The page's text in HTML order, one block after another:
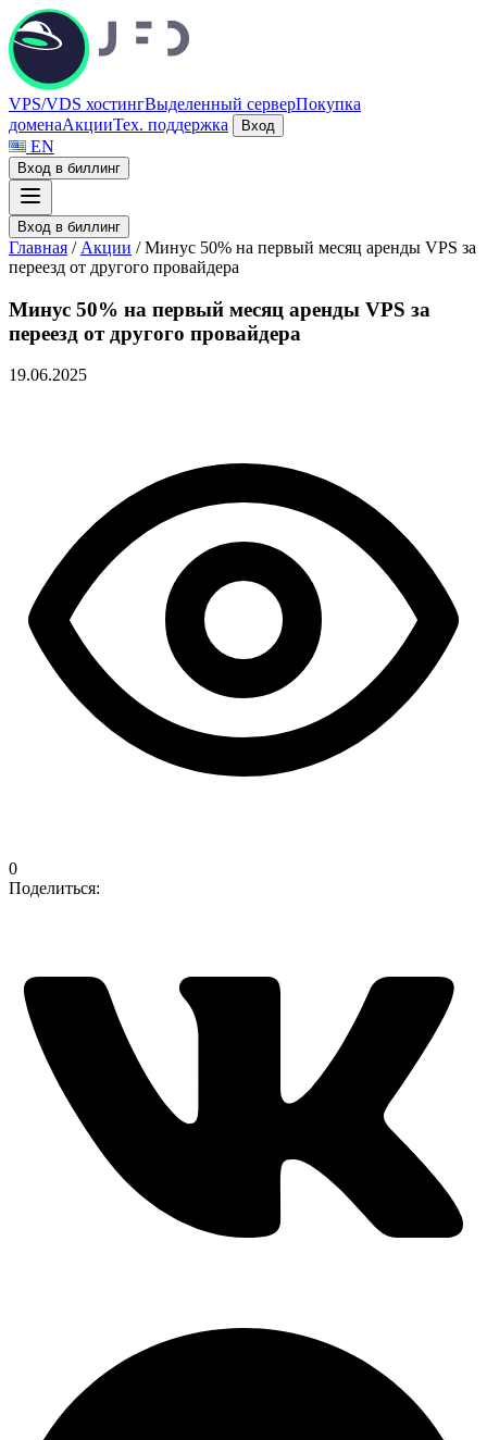
VPS/VDS хостингВыделенный серверПокупка
доменаАкцииТех. поддержка Вход
EN
Вход в биллинг
Вход в биллинг
Главная / Акции / Минус 50% на первый месяц аренды VPS за
переезд от другого провайдера
Минус 50% на первый месяц аренды VPS за
переезд от другого провайдера
19.06.2025
0
Поделиться: